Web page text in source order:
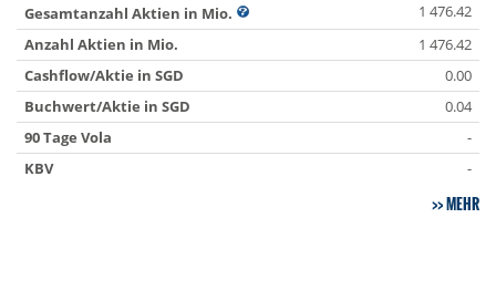
Gesamtanzahl Aktien in Mio.
1 476.42
Anzahl Aktien in Mio.
1 476.42
Cashflow/Aktie in SGD
0.00
Buchwert/Aktie in SGD
0.04
90 Tage Vola
-
KBV
-
MEHR